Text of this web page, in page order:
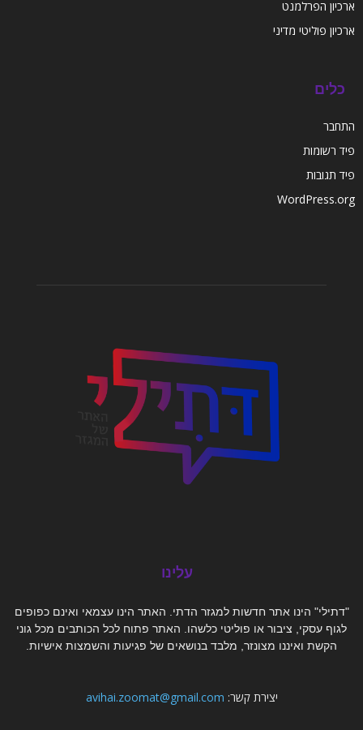
ארכיון הפרלמנט
ארכיון פוליטי מדיני
כלים
התחבר
פיד רשומות
פיד תגובות
WordPress.org
עלינו
"דתילי" הינו אתר חדשות למגזר הדתי. האתר הינו עצמאי ואינם כפופים
לגוף עסקי, ציבור או פוליטי כלשהו. האתר פתוח לכל הכותבים מכל גוני
הקשת ואיננו מצונזר, מלבד בנושאים של פגיעות והשמצות אישיות.
יצירת קשר: avihai.zoomat@gmail.com